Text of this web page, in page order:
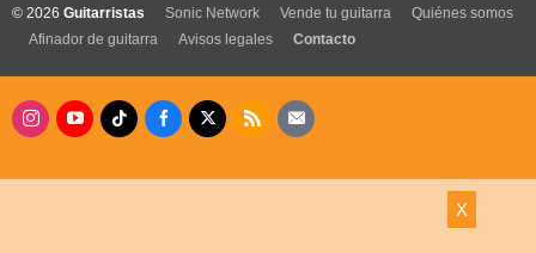
X
© 2026 Guitarristas Sonic Network Vende tu guitarra
Quiénes somos
Afinador de guitarra
Avisos legales Contacto